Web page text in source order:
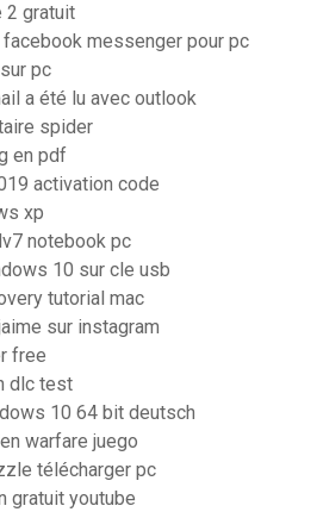
2 gratuit
messenger pour pc
pc
a été lu avec outlook
spider
en pdf
activation code
xp
notebook pc
10 sur cle usb
tutorial mac
sur instagram
free
dlc test
10 64 bit deutsch
warfare juego
télécharger pc
gratuit youtube